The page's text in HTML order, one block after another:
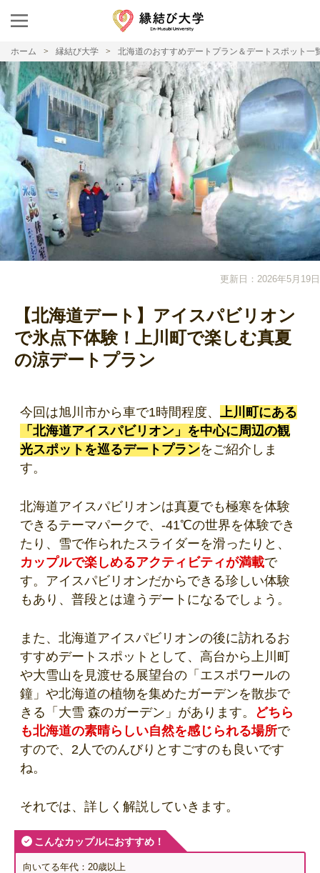
ホーム 縁結び大学 北海道のおすすめデートプラン＆デートスポット一
更新日：2026年5月19日
【北海道デート】アイスパビリオン
で氷点下体験！上川町で楽しむ真夏
の涼デートプラン
今回は旭川市から車で1時間程度、
上川町にある
「北海道アイスパビリオン」を中心に周辺の観
光スポットを巡るデートプランをご紹介しま
す。
北海道アイスパビリオンは真夏でも極寒を体験
できるテーマパークで、-41℃の世界を体験でき
たり、雪で作られたスライダーを滑ったりと、
カップルで楽しめるアクティビティが満載で
す。アイスパビリオンだからできる珍しい体験
もあり、普段とは違うデートになるでしょう。
また、北海道アイスパビリオンの後に訪れるお
すすめデートスポットとして、高台から上川町
や大雪山を見渡せる展望台の「エスポワールの
鐘」や北海道の植物を集めたガーデンを散歩で
きる「大雪 森のガーデン」があります。 どちら
も北海道の素晴らしい自然を感じられる場所で
すので、2人でのんびりとすごすのも良いです
ね。
それでは、詳しく解説していきます。
こんなカップルにおすすめ！
向いてる年代：20歳以上